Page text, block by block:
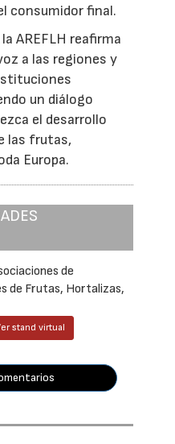
consumidor final.
AREFLH reafirma
a las regiones y
un diálogo
el desarrollo
las frutas,
Europa.
de
de Frutas, Hortalizas,
stand virtual